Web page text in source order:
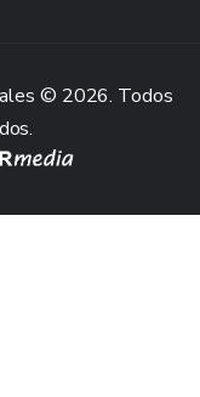
© 2026. Todos